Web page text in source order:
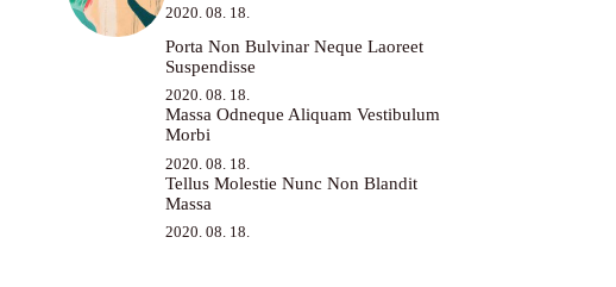
2020. 08. 18.
Porta Non Bulvinar Neque Laoreet
Suspendisse
2020. 08. 18.
Massa Odneque Aliquam Vestibulum
Morbi
2020. 08. 18.
Tellus Molestie Nunc Non Blandit
Massa
2020. 08. 18.